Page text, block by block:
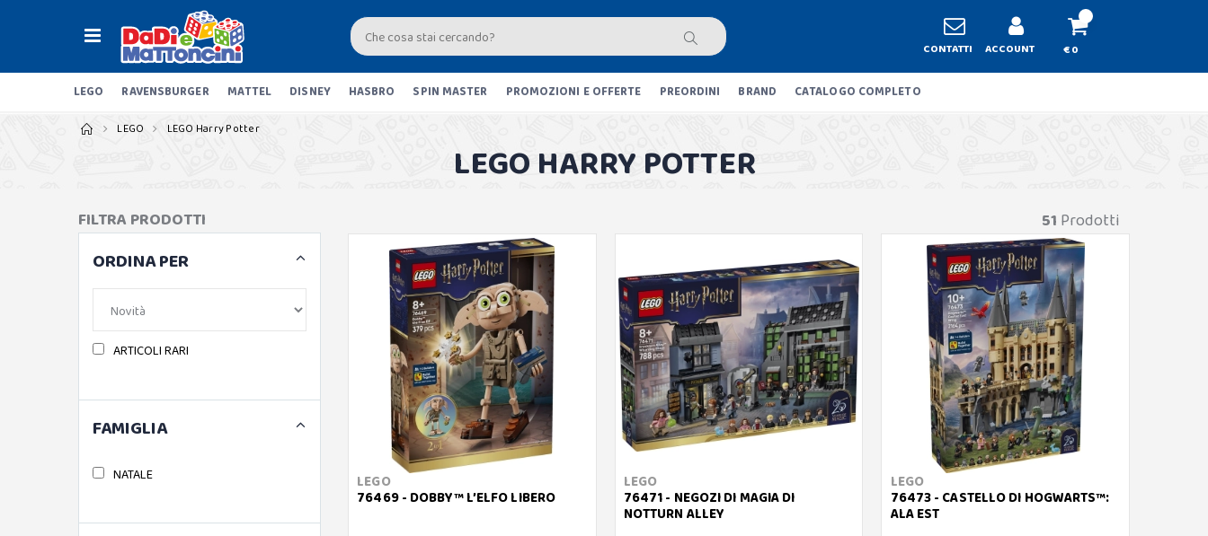
CONTATTI ACCOUNT € 0
LEGO RAVENSBURGER MATTEL DISNEY HASBRO SPIN MASTER PROMOZIONI E OFFERTE PREORDINI BRAND CATALOGO COMPLETO
LEGO LEGO Harry Potter
LEGO HARRY POTTER
51 Prodotti
LEGO
76469 - DOBBY™ L’ELFO LIBERO
LEGO
76471 - NEGOZI DI MAGIA DI
NOTTURN ALLEY
LEGO
76473 - CASTELLO DI HOGWARTS™:
ALA EST
FILTRA PRODOTTI
ORDINA PER
ARTICOLI RARI
FAMIGLIA
NATALE